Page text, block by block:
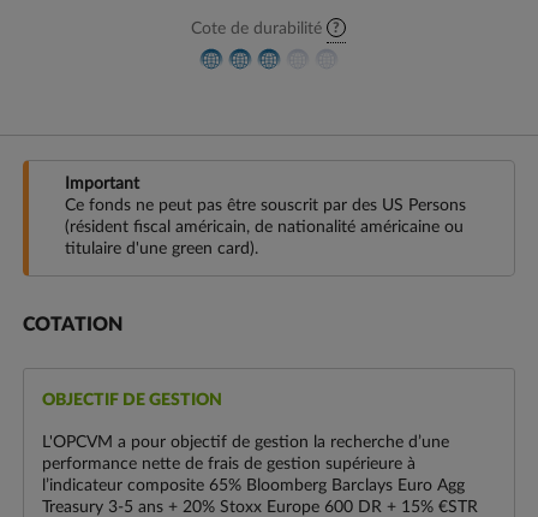
Cote de durabilité ?
Cotation Variations Souscription
Important
Ce fonds ne peut pas être souscrit par des US Persons
(résident fiscal américain, de nationalité américaine ou
titulaire d'une green card).
COTATION
OBJECTIF DE GESTION
L'OPCVM a pour objectif de gestion la recherche d’une
performance nette de frais de gestion supérieure à
l’indicateur composite 65% Bloomberg Barclays Euro Agg
Treasury 3-5 ans + 20% Stoxx Europe 600 DR + 15% €STR